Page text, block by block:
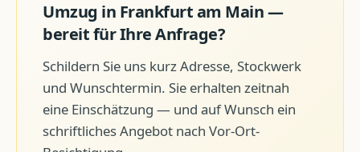
Umzug in Frankfurt am Main—
bereit für Ihre Anfrage?
Schildern Sie uns kurz Adresse, Stockwerk
und Wunschtermin. Sie erhalten zeitnah
eine Einschätzung — und auf Wunsch ein
schriftliches Angebot nach Vor-Ort-